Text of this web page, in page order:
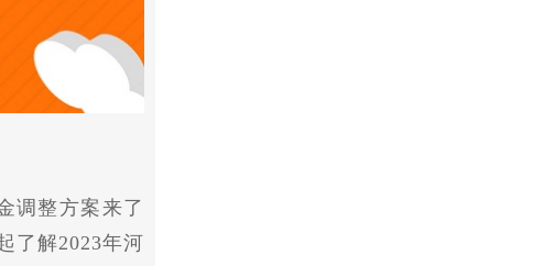
调整方案来了
了解2023年河